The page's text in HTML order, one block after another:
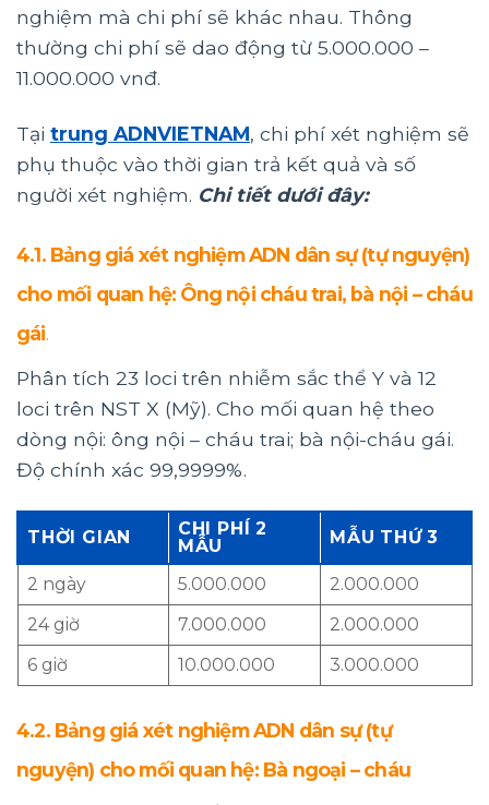
nghiệm mà chi phí sẽ khác nhau. Thông
thường chi phí sẽ dao động từ 5.000.000 –
11.000.000 vnđ.
Tại trung ADNVIETNAM, chi phí xét nghiệm sẽ
phụ thuộc vào thời gian trả kết quả và số
người xét nghiệm. Chi tiết dưới đây:
4.1. Bảng giá xét nghiệm ADN dân sự (tự nguyện)
cho mối quan hệ: Ông nội cháu trai, bà nội – cháu
gái.
Phân tích 23 loci trên nhiễm sắc thể Y và 12
loci trên NST X (Mỹ). Cho mối quan hệ theo
dòng nội: ông nội – cháu trai; bà nội-cháu gái.
Độ chính xác 99,9999%.
THỜI GIAN
CHI PHÍ 2
MẪU
MẪU THỨ 3
2 ngày 5.000.000
2.000.000
24 giờ
7.000.000
2.000.000
6 giờ
10.000.000 3.000.000
4.2. Bảng giá xét nghiệm ADN dân sự (tự
nguyện) cho mối quan hệ: Bà ngoại – cháu